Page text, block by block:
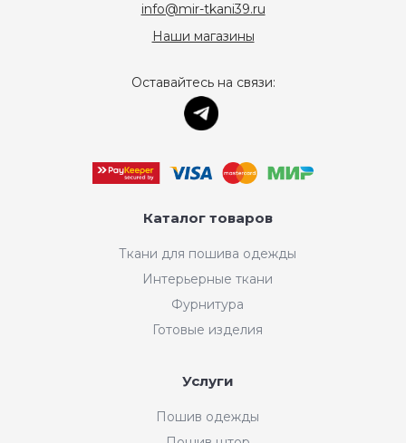
info@mir-tkani39.ru
Наши магазины
Оставайтесь на связи:
Каталог товаров
Ткани для пошива одежды
Интерьерные ткани
Фурнитура
Готовые изделия
Услуги
Пошив одежды